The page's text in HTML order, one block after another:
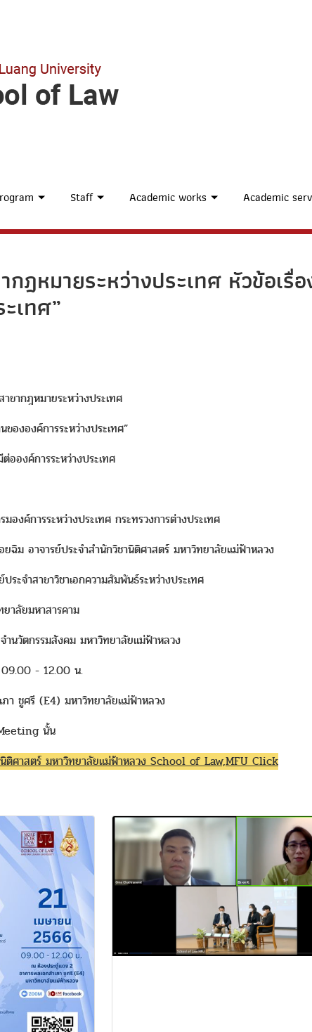
Staff Academic works Academic
กฎหมายระหว่างประเทศ หัวข้อเ
เทศ”
ขากฎหมายระหว่างประเทศ
ององค์การระหว่างประเทศ”
อองค์การระหว่างประเทศ
งค์การระหว่างประเทศ กระทรวงการต่างประเทศ
ฉิม อาจารย์ประจำสำนักวิชานิติศาสตร์ มหาวิทยาลัยแม่ฟ้าหลวง
ะจำสาขาวิชาเอกความสัมพันธ์ระหว่างประเทศ
าลัยมหาสารคาม
นวัตกรรมสังคม มหาวิทยาลัยแม่ฟ้าหลวง
09.00 - 12.00 น.
า ชูศรี (E4) มหาวิทยาลัยแม่ฟ้าหลวง
นั้น
ติศาสตร์ มหาวิทยาลัยแม่ฟ้าหลวง School of Law,MFU Click